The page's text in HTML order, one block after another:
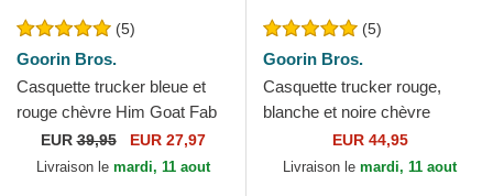
(5)
Goorin Bros.
Casquette trucker bleue et
rouge chèvre Him Goat Fab
Farm Goorin Bros.
EUR39,95 EUR 27,97
Livraison le mardi, 11 aout
(5)
Goorin Bros.
Casquette trucker rouge,
blanche et noire chèvre
GOAT MV Butter The Farm
MVP Goorin Bros.
EUR 44,95
Livraison le mardi, 11 aout